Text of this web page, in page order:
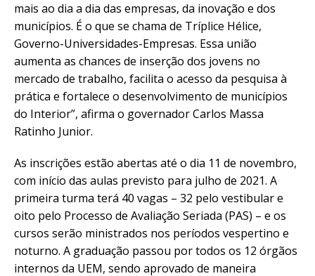
mais ao dia a dia das empresas, da inovação e dos
municípios. É o que se chama de Tríplice Hélice,
Governo-Universidades-Empresas. Essa união
aumenta as chances de inserção dos jovens no
mercado de trabalho, facilita o acesso da pesquisa à
prática e fortalece o desenvolvimento de municípios
do Interior”, afirma o governador Carlos Massa
Ratinho Junior.
As inscrições estão abertas até o dia 11 de novembro,
com início das aulas previsto para julho de 2021. A
primeira turma terá 40 vagas – 32 pelo vestibular e
oito pelo Processo de Avaliação Seriada (PAS) – e os
cursos serão ministrados nos períodos vespertino e
noturno. A graduação passou por todos os 12 órgãos
internos da UEM, sendo aprovado de maneira